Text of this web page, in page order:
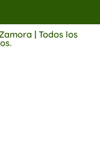
| Todos los